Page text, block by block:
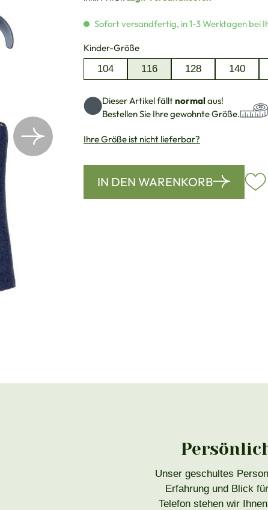
Sofort versandfertig, in 1-3 Werktagen bei
Kinder-Größeauswählen
104
116 128 140
Dieser Artikel fälltnormalaus!
Bestellen Sie Ihre gewohnte Größe.
Ihre Größe ist nicht lieferbar?
IN DEN WARENKORB
Unser geschultes
Erfahrung und Blick
Telefon stehen wir